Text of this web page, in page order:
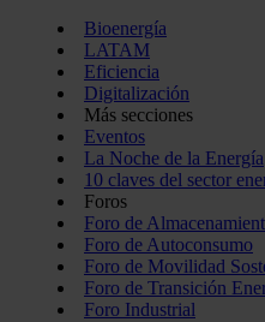
Bioenergía
LATAM
Eficiencia
Digitalización
Más secciones
Eventos
La Noche de la Energía
10 claves del sector
Foros
Foro de
Foro de Autoconsumo
Foro de Movilidad
Foro de Transición
Foro Industrial